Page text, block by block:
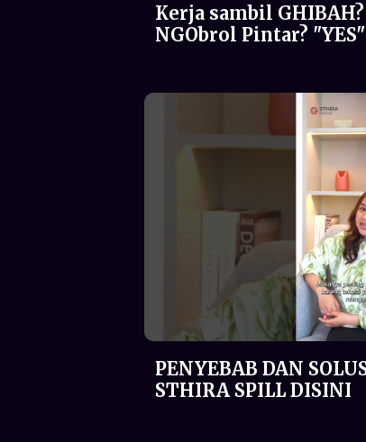
Kerja sambil
NGObrol Pintar? "YES"
PENYEBAB DAN
STHIRA SPILL DISINI